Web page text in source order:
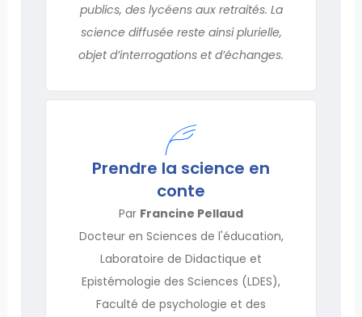
publics, des lycéens aux retraités. La
science diffusée reste ainsi plurielle,
objet d’interrogations et d’échanges.
Prendre la science en
conte
Par Francine Pellaud
Docteur en Sciences de l'éducation,
Laboratoire de Didactique et
Epistémologie des Sciences (LDES),
Faculté de psychologie et des